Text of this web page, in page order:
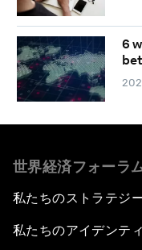
6
世界経済フォーラ
私たちのストラテジ
私たちのアイデンテ